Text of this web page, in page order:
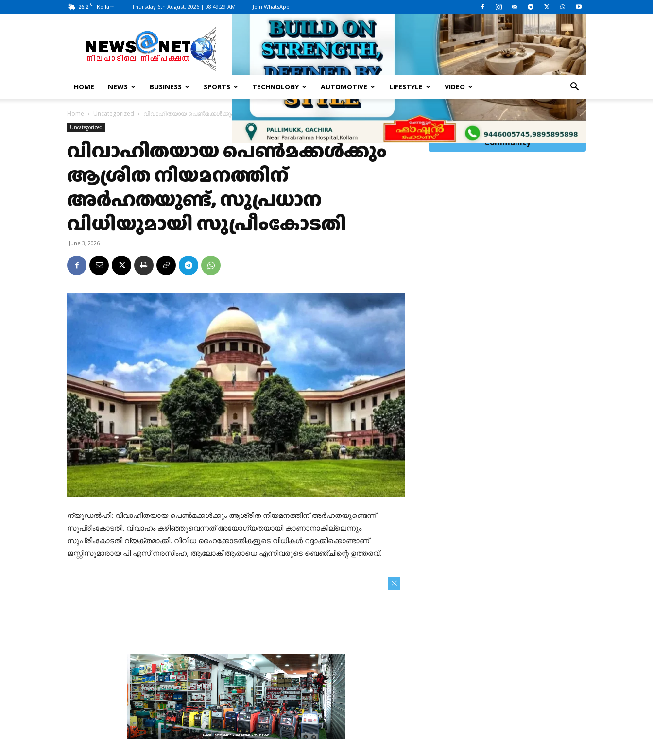
26.2 C Kollam Thursday 6th August, 2026 | 08:49:29 AM Join WhatsApp
News@Net
|
www.newsatnet.com
HOME NEWS BUSINESS SPORTS TECHNOLOGY AUTOMOTIVE LIFESTYLE VIDEO
Home Uncategorized വിവാഹിതയായ പെണ്‍മക്കള്‍ക്കും ആശ്രിത നിയമനത്തിന് അര്‍ഹതയുണ്ട്, സുപ്രധാന വിധിയുമായി സുപ്രീംകോടതി
Uncategorized
വിവാഹിതയായ പെണ്‍മക്കള്‍ക്കും
ആശ്രിത നിയമനത്തിന്
അര്‍ഹതയുണ്ട്, സുപ്രധാന
വിധിയുമായി സുപ്രീംകോടതി
June 3, 2026
ന്യൂഡല്‍ഹി: വിവാഹിതയായ പെണ്‍മക്കള്‍ക്കും ആശ്രിത നിയമനത്തിന് അര്‍ഹതയുണ്ടെന്ന്
സുപ്രീംകോടതി. വിവാഹം കഴിഞ്ഞുവെന്നത് അയോഗ്യതയായി കാണാനാകില്ലെന്നും
സുപ്രീംകോടതി വ്യക്തമാക്കി. വിവിധ ഹൈക്കോടതികളുടെ വിധികള്‍ റദ്ദാക്കിക്കൊണ്ടാണ്
ജസ്റ്റിസുമാരായ പി എസ് നരസിംഹ, ആലോക് ആരാധെ എന്നിവരുടെ ബെഞ്ചിന്റെ ഉത്തരവ്.
Click Here toJoinWhatsApp
Community